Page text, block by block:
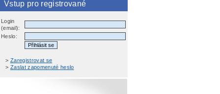
Vstup pro registrované
Login
(email):
Heslo:
> Zaregistrovat se
> Zaslat zapomenuté heslo